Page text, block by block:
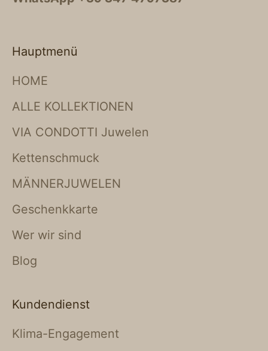
Hauptmenü
HOME
ALLE KOLLEKTIONEN
VIA CONDOTTI Juwelen
Kettenschmuck
MÄNNERJUWELEN
Geschenkkarte
Wer wir sind
Blog
Kundendienst
Klima-Engagement